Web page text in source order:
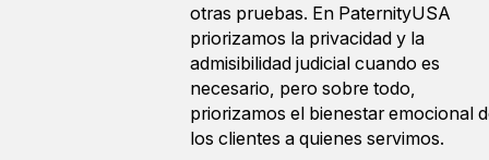
otras pruebas. En PaternityUSA
priorizamos la privacidad y la
admisibilidad judicial cuando es
necesario, pero sobre todo,
priorizamos el bienestar emocional
los clientes a quienes servimos.